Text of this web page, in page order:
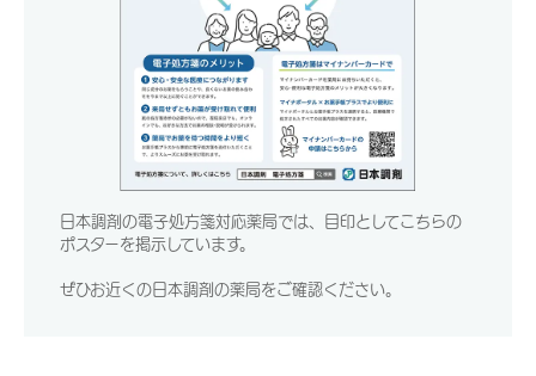
日本調剤の電子処方箋対応薬局では、目印としてこちらの
ポスターを掲示しています。
ぜひお近くの日本調剤の薬局をご確認ください。